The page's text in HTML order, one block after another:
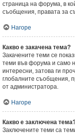
страница на форума, в
съобщения, правата за
Нагоре
Какво е закачена тема?
Закачените теми се
теми във форума и само
интересни, затова ги
глобалните съобщения,
от администратора.
Нагоре
Какво е заключена
Заключените теми са